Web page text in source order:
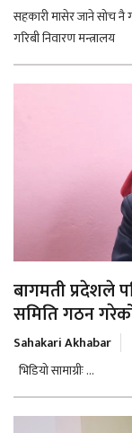
सहकारी मासेर जाने सोच नै
गरिबी निवारण मन्त्रालय
बागमती प्रदेशले
समिति गठन
Sahakari Akhabar
भिडियो सामाग्रीः ...